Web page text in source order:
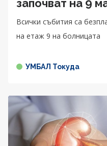
започват на 9
Всички събития са
на етаж 9 на болницата
УМБАЛ Токуда